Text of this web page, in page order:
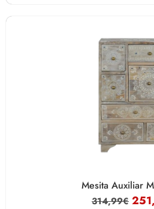
Mesita Auxiliar
314,99€